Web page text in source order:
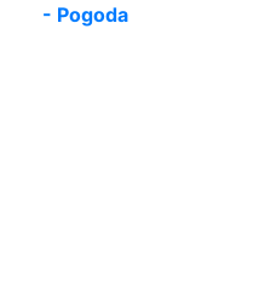
- Pogoda